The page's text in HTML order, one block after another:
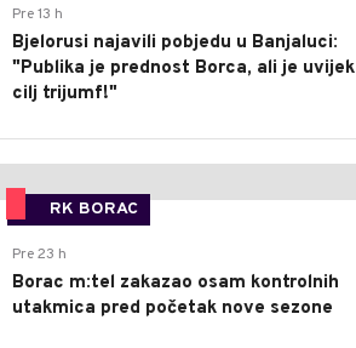
Pre 13 h
Bjelorusi najavili pobjedu u Banjaluci:
"Publika je prednost Borca, ali je uvijek
cilj trijumf!"
RK BORAC
Pre 23 h
Borac m:tel zakazao osam kontrolnih
utakmica pred početak nove sezone